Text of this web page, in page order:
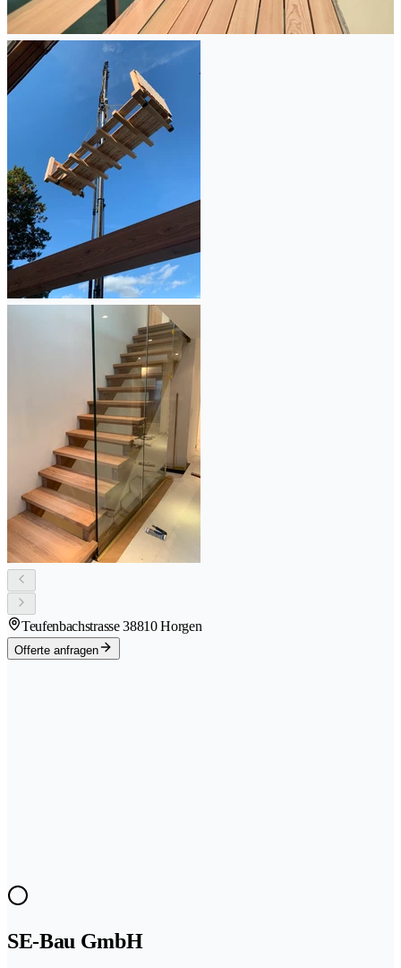
Teufenbachstrasse 38810 Horgen
Offerte anfragen
SE-Bau GmbH